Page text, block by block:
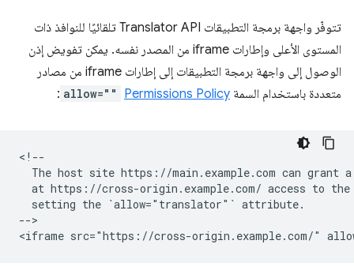
تتوفّر واجهة برمجة التطبيقات Translator API تلقائيًا للنوافذ ذات
المستوى الأعلى وإطارات iframe من المصدر نفسه. يمكن تفويض إذن
الوصول إلى واجهة برمجة التطبيقات إلى إطارات iframe من مصادر
متعددة باستخدام السمة Permissions Policy
allow=""
:
<!--
The host site https://main.example.com can grant
at https://cross-origin.example.com/ access to
  setting the `allow="translator"` attribute.
-->